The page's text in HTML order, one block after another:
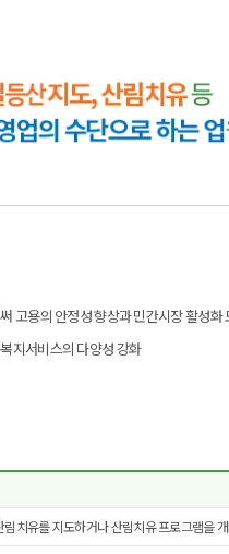
고용의 안정성 향상과 민간시장 활성화
지서비스의 다양성 강화
림치유를 지도하거나 산림치유 프로그램을